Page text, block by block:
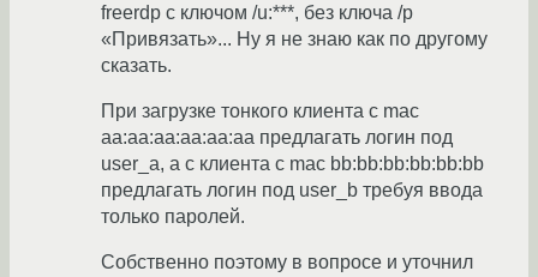
freerdp c ключом /u:***, без ключа /p
«Привязать»... Ну я не знаю как по другому
сказать.
При загрузке тонкого клиента с mac
aa:aa:aa:aa:aa:aa предлагать логин под
user_a, а с клиента с mac bb:bb:bb:bb:bb:bb
предлагать логин под user_b требуя ввода
только паролей.
Собственно поэтому в вопросе и уточнил